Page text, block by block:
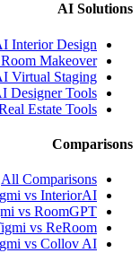
AI Solutions
Interior Design
Makeover
Virtual Staging
Designer Tools
Estate Tools
Comparisons
All Comparisons
vs InteriorAI
vs RoomGPT
vs ReRoom
vs Collov AI